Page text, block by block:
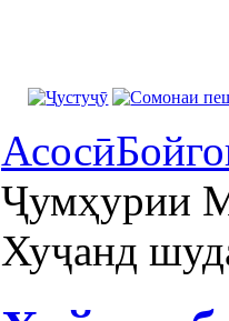
Асосӣ
Ҷумҳурии
Хуҷанд